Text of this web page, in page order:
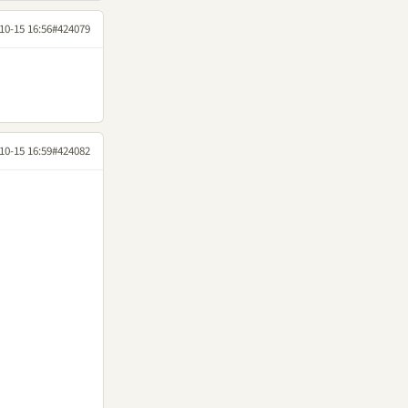
15 16:56#424079
15 16:59#424082